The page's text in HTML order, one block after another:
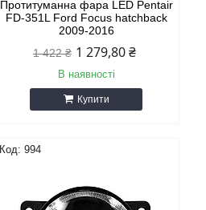
Протитуманна фара LED Pentair
FD-351L Ford Focus hatchback
2009-2016
1 422 ₴ 1 279,80 ₴
В наявності
Купити
994